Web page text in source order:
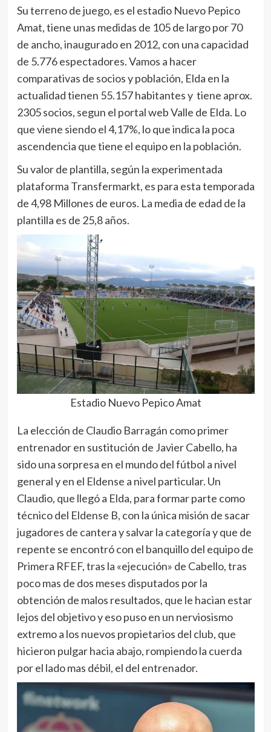
Su terreno de juego, es el estadio Nuevo Pepico
Amat, tiene unas medidas de 105 de largo por 70
de ancho, inaugurado en 2012, con una capacidad
de 5.776 espectadores. Vamos a hacer
comparativas de socios y población, Elda en la
actualidad tienen 55.157 habitantes y tiene aprox.
2305 socios, segun el portal web Valle de Elda. Lo
que viene siendo el 4,17%, lo que indica la poca
ascendencia que tiene el equipo en la población.
Su valor de plantilla, según la experimentada
plataforma Transfermarkt, es para esta temporada
de 4,98 Millones de euros. La media de edad de la
plantilla es de 25,8 años.
Estadio Nuevo Pepico Amat
La elección de Claudio Barragán como primer
entrenador en sustitución de Javier Cabello, ha
sido una sorpresa en el mundo del fútbol a nivel
general y en el Eldense a nivel particular. Un
Claudio, que llegó a Elda, para formar parte como
técnico del Eldense B, con la única misión de sacar
jugadores de cantera y salvar la categoría y que de
repente se encontró con el banquillo del equipo de
Primera RFEF, tras la «ejecución» de Cabello, tras
poco mas de dos meses disputados por la
obtención de malos resultados, que le hacian estar
lejos del objetivo y eso puso en un nerviosismo
extremo a los nuevos propietarios del club, que
hicieron pulgar hacia abajo, rompiendo la cuerda
por el lado mas débil, el del entrenador.